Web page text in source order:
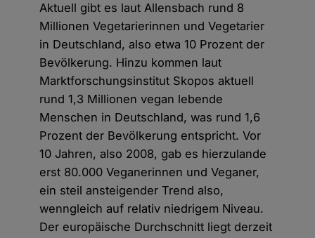
Aktuell gibt es laut Allensbach rund 8
Millionen Vegetarierinnen und Vegetarier
in Deutschland, also etwa 10 Prozent der
Bevölkerung. Hinzu kommen laut
Marktforschungsinstitut Skopos aktuell
rund 1,3 Millionen vegan lebende
Menschen in Deutschland, was rund 1,6
Prozent der Bevölkerung entspricht. Vor
10 Jahren, also 2008, gab es hierzulande
erst 80.000 Veganerinnen und Veganer,
ein steil ansteigender Trend also,
wenngleich auf relativ niedrigem Niveau.
Der europäische Durchschnitt liegt derzeit